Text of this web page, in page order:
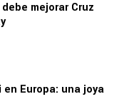
mejorar Cruz